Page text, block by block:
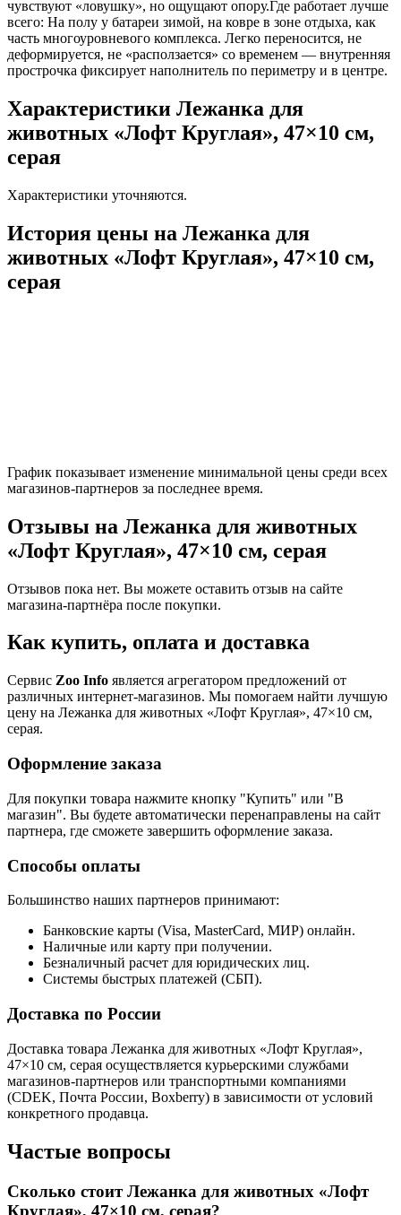
чувствуют «ловушку», но ощущают опору.Где работает лучше
всего: На полу у батареи зимой, на ковре в зоне отдыха, как
часть многоуровневого комплекса. Легко переносится, не
деформируется, не «расползается» со временем — внутренняя
прострочка фиксирует наполнитель по периметру и в центре.
Характеристики Лежанка для
животных «Лофт Круглая», 47×10 см,
серая
Характеристики уточняются.
История цены на Лежанка для
животных «Лофт Круглая», 47×10 см,
серая
График показывает изменение минимальной цены среди всех
магазинов-партнеров за последнее время.
Отзывы на Лежанка для животных
«Лофт Круглая», 47×10 см, серая
Отзывов пока нет. Вы можете оставить отзыв на сайте
магазина-партнёра после покупки.
Как купить, оплата и доставка
Сервис Zoo Info является агрегатором предложений от
различных интернет-магазинов. Мы помогаем найти лучшую
цену на Лежанка для животных «Лофт Круглая», 47×10 см,
серая.
Оформление заказа
Для покупки товара нажмите кнопку "Купить" или "В
магазин". Вы будете автоматически перенаправлены на сайт
партнера, где сможете завершить оформление заказа.
Способы оплаты
Большинство наших партнеров принимают:
Банковские карты (Visa, MasterCard, МИР) онлайн.
Наличные или карту при получении.
Безналичный расчет для юридических лиц.
Системы быстрых платежей (СБП).
Доставка по России
Доставка товара Лежанка для животных «Лофт Круглая»,
47×10 см, серая осуществляется курьерскими службами
магазинов-партнеров или транспортными компаниями
(CDEK, Почта России, Boxberry) в зависимости от условий
конкретного продавца.
Частые вопросы
Сколько стоит Лежанка для животных «Лофт
Круглая», 47×10 см, серая?